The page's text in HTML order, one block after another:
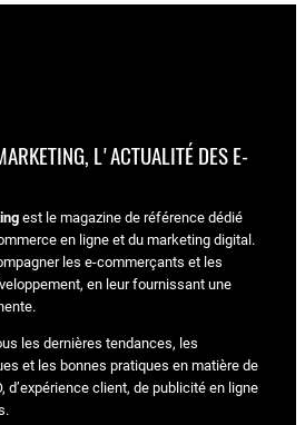
L'ACTUALITÉ DES E-
est le magazine de référence dédié
en ligne et du marketing digital.
les e-commerçants et les
en leur fournissant une
les dernières tendances, les
et les bonnes pratiques en matière de
d’expérience client, de publicité en ligne